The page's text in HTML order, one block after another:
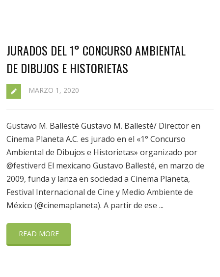
JURADOS DEL 1° CONCURSO AMBIENTAL
DE DIBUJOS E HISTORIETAS
MARZO 1, 2020
Gustavo M. Ballesté Gustavo M. Ballesté/ Director en
Cinema Planeta A.C. es jurado en el «1° Concurso
Ambiental de Dibujos e Historietas» organizado por
@festiverd El mexicano Gustavo Ballesté, en marzo de
2009, funda y lanza en sociedad a Cinema Planeta,
Festival Internacional de Cine y Medio Ambiente de
México (@cinemaplaneta). A partir de ese ...
READ MORE